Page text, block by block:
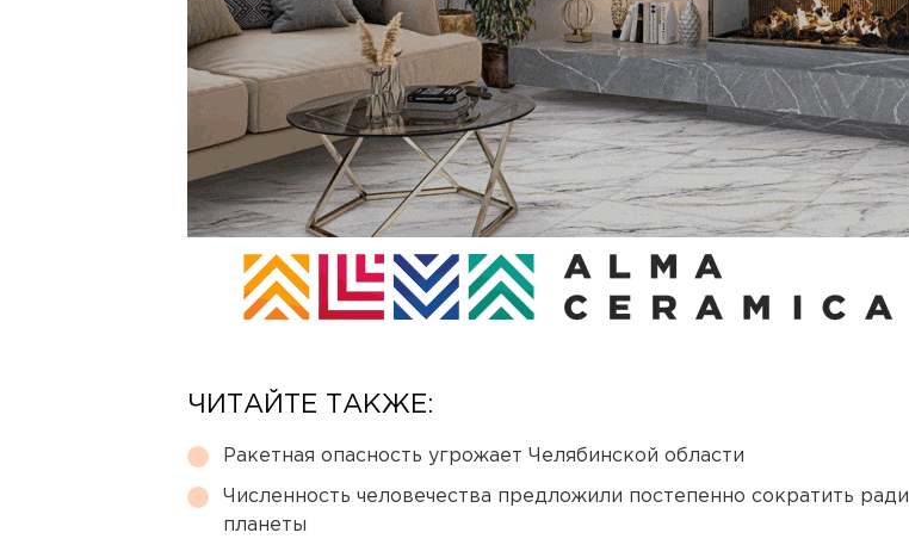
ЧИТАЙТЕ ТАКЖЕ:
Ракетная опасность угрожает Челябинской области
Численность человечества предложили постепенно сократить ради
планеты